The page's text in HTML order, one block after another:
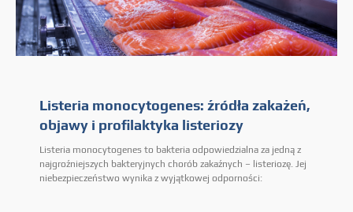
Listeria monocytogenes: źródła zakażeń,
objawy i profilaktyka listeriozy
Listeria monocytogenes to bakteria odpowiedzialna za jedną z
najgroźniejszych bakteryjnych chorób zakaźnych – listeriozę. Jej
niebezpieczeństwo wynika z wyjątkowej odporności: